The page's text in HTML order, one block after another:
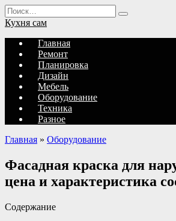
Перейти
к
содержанию
Search
for:
Кухня сам
Главная
Ремонт
Планировка
Дизайн
Мебель
Оборудование
Техника
Разное
Главная » Оборудование
Фасадная краска для
цена и характеристика
Содержание